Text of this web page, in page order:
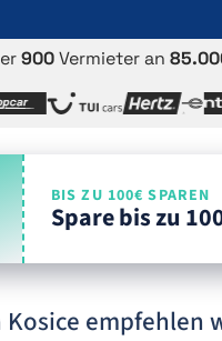
900Vermieter an
BIS ZU 100€ SPAREN
Spare bis zu
Kosice empfehlen